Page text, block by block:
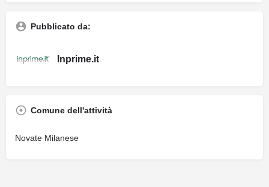
Pubblicato da:
Inprime.it
Comune dell'attività
Novate Milanese